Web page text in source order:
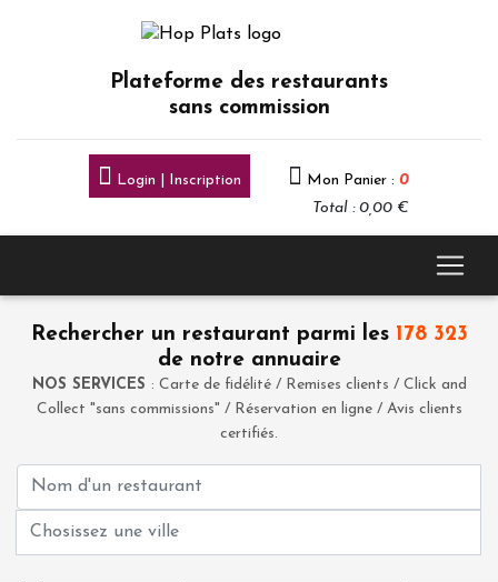
Plateforme des restaurants
sans commission
Login | Inscription Mon Panier : 0
Total : 0,00 €
Rechercher un restaurant parmi les 178 323
de notre annuaire
NOS SERVICES : Carte de fidélité / Remises clients / Click and
Collect "sans commissions" / Réservation en ligne / Avis clients
certifiés.